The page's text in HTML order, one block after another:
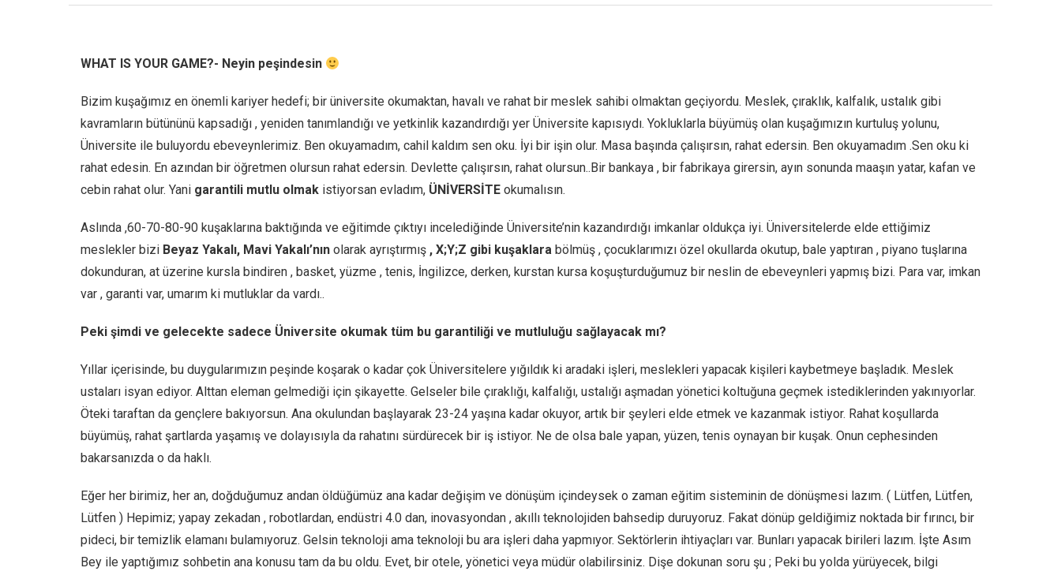
WHAT IS YOUR GAME?- Neyin peşindesin
Bizim kuşağımız en önemli kariyer hedefi; bir üniversite okumaktan, havalı ve rahat bir meslek sahibi olmaktan geçiyordu. Meslek, çıraklık, kalfalık, ustalık gibi
kavramların bütününü kapsadığı , yeniden tanımlandığı ve yetkinlik kazandırdığı yer Üniversite kapısıydı. Yokluklarla büyümüş olan kuşağımızın kurtuluş yolunu,
Üniversite ile buluyordu ebeveynlerimiz. Ben okuyamadım, cahil kaldım sen oku. İyi bir işin olur. Masa başında çalışırsın, rahat edersin. Ben okuyamadım .Sen oku ki
rahat edesin. En azından bir öğretmen olursun rahat edersin. Devlette çalışırsın, rahat olursun..Bir bankaya , bir fabrikaya girersin, ayın sonunda maaşın yatar, kafan ve
cebin rahat olur. Yani garantili mutlu olmak istiyorsan evladım, ÜNİVERSİTE okumalısın.
Aslında ,60-70-80-90 kuşaklarına baktığında ve eğitimde çıktıyı incelediğinde Üniversite’nin kazandırdığı imkanlar oldukça iyi. Üniversitelerde elde ettiğimiz
meslekler bizi Beyaz Yakalı, Mavi Yakalı’nın olarak ayrıştırmış , X;Y;Z gibi kuşaklara bölmüş , çocuklarımızı özel okullarda okutup, bale yaptıran , piyano tuşlarına
dokunduran, at üzerine kursla bindiren , basket, yüzme , tenis, İngilizce, derken, kurstan kursa koşuşturduğumuz bir neslin de ebeveynleri yapmış bizi. Para var, imkan
var , garanti var, umarım ki mutluklar da vardı..
Peki şimdi ve gelecekte sadece Üniversite okumak tüm bu garantiliği ve mutluluğu sağlayacak mı?
Yıllar içerisinde, bu duygularımızın peşinde koşarak o kadar çok Üniversitelere yığıldık ki aradaki işleri, meslekleri yapacak kişileri kaybetmeye başladık. Meslek
ustaları isyan ediyor. Alttan eleman gelmediği için şikayette. Gelseler bile çıraklığı, kalfalığı, ustalığı aşmadan yönetici koltuğuna geçmek istediklerinden yakınıyorlar.
Öteki taraftan da gençlere bakıyorsun. Ana okulundan başlayarak 23-24 yaşına kadar okuyor, artık bir şeyleri elde etmek ve kazanmak istiyor. Rahat koşullarda
büyümüş, rahat şartlarda yaşamış ve dolayısıyla da rahatını sürdürecek bir iş istiyor. Ne de olsa bale yapan, yüzen, tenis oynayan bir kuşak. Onun cephesinden
bakarsanızda o da haklı.
Eğer her birimiz, her an, doğduğumuz andan öldüğümüz ana kadar değişim ve dönüşüm içindeysek o zaman eğitim sisteminin de dönüşmesi lazım. ( Lütfen, Lütfen,
Lütfen ) Hepimiz; yapay zekadan , robotlardan, endüstri 4.0 dan, inovasyondan , akıllı teknolojiden bahsedip duruyoruz. Fakat dönüp geldiğimiz noktada bir fırıncı, bir
pideci, bir temizlik elamanı bulamıyoruz. Gelsin teknoloji ama teknoloji bu ara işleri daha yapmıyor. Sektörlerin ihtiyaçları var. Bunları yapacak birileri lazım. İşte Asım
Bey ile yaptığımız sohbetin ana konusu tam da bu oldu. Evet, bir otele, yönetici veya müdür olabilirsiniz. Dişe dokunan soru şu ; Peki bu yolda yürüyecek, bilgi